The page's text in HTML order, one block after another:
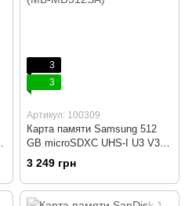
3
3
Артикул: 100309
Карта памяти Samsung 512
GB microSDXC UHS-I U3 V30
A2 PRO Plus 2023 (MB-
MD512SA)
3 249 грн